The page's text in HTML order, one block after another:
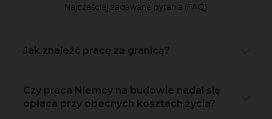
Najczęściej zadawane pytania (FAQ)
Jak znaleźć pracę za granicą?
Czy praca Niemcy na budowie nadal się
opłaca przy obecnych kosztach życia?